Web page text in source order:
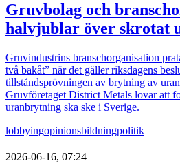
Gruvbolag och
halvjublar över skrotat
Gruvindustrins branschorganisation
två bakåt” när det gäller riksdagens
tillståndsprövningen av brytning av
Gruvföretaget District Metals lovar att
uranbrytning ska ske i Sverige.
lobbyingopinionsbildningpolitik
2026-06-16, 07:24